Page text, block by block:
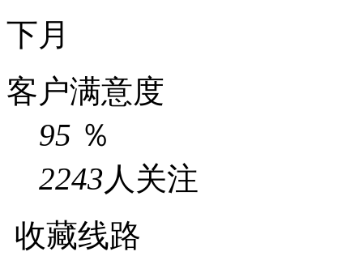
下月
客户满意度
95 ％
2243人关注
收藏线路